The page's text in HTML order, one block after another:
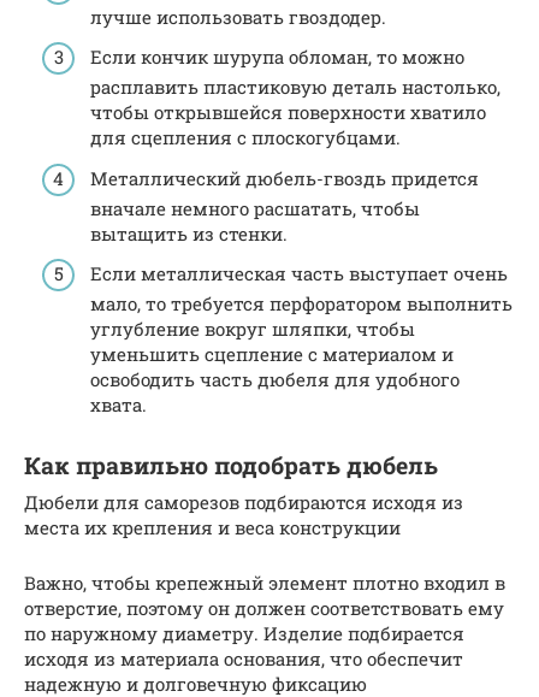
лучше использовать гвоздодер.
Если кончик шурупа обломан, то можно
расплавить пластиковую деталь настолько,
чтобы открывшейся поверхности хватило
для сцепления с плоскогубцами.
Металлический дюбель-гвоздь придется
вначале немного расшатать, чтобы
вытащить из стенки.
Если металлическая часть выступает очень
мало, то требуется перфоратором выполнить
углубление вокруг шляпки, чтобы
уменьшить сцепление с материалом и
освободить часть дюбеля для удобного
хвата.
Как правильно подобрать дюбель
Дюбели для саморезов подбираются исходя из
места их крепления и веса конструкции
Важно, чтобы крепежный элемент плотно входил в
отверстие, поэтому он должен соответствовать ему
по наружному диаметру. Изделие подбирается
исходя из материала основания, что обеспечит
надежную и долговечную фиксацию